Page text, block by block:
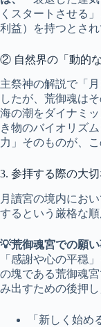
くスタートさせる
利益）を持つとされ
② 自然界の「動的
主祭神の解説で「
したが、荒御魂は
海の潮をダイナミ
き物のバイオリズ
力」そのものが、
3. 参拝する際の大
月讀宮の境内にお
するという厳格な順
💡荒御魂宮での願
「感謝や心の平穏
の塊である荒御魂
み出すための後押
「新しく始